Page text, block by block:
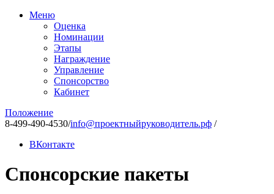
Меню
Оценка
Номинации
Этапы
Награждение
Управление
Спонсорство
Кабинет
Положение
8-499-490-4530/info@проектныйруководитель.рф /
ВКонтакте
Спонсорские пакеты